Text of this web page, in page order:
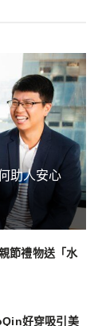
助人安心
節禮物送「水
好穿吸引美